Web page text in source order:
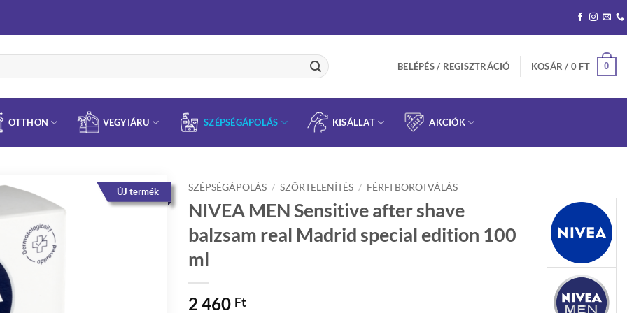
BELÉPÉS / REGISZTRÁCIÓ KOSÁR / 0 FT 0
OTTHON VEGYIÁRU SZÉPSÉGÁPOLÁS KISÁLLAT AKCIÓK
ÚJ termék SZÉPSÉGÁPOLÁS / SZŐRTELENÍTÉS / FÉRFI BOROTVÁLÁS
NIVEA MEN Sensitive after shave
balzsam real Madrid special edition 100
ml
2 460 Ft